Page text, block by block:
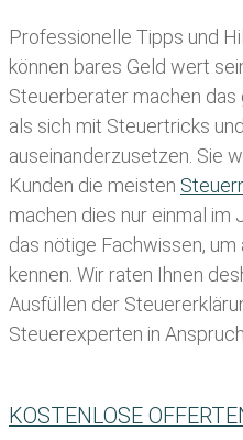
Professionelle Tipps und
können bares Geld wert
Steuerberater machen das
als sich mit Steuertricks
auseinanderzusetzen. Sie
Kunden die meisten
machen dies nur einmal im
das nötige Fachwissen,
kennen. Wir raten Ihnen
Ausfüllen der
Steuerexperten in
KOSTENLOSE